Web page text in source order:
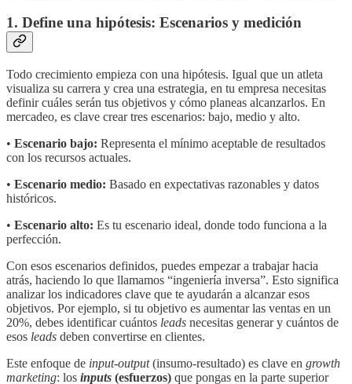
1. Define una hipótesis: Escenarios y medición
Todo crecimiento empieza con una hipótesis. Igual que un atleta
visualiza su carrera y crea una estrategia, en tu empresa necesitas
definir cuáles serán tus objetivos y cómo planeas alcanzarlos. En
mercadeo, es clave crear tres escenarios: bajo, medio y alto.
• Escenario bajo: Representa el mínimo aceptable de resultados
con los recursos actuales.
• Escenario medio: Basado en expectativas razonables y datos
históricos.
• Escenario alto: Es tu escenario ideal, donde todo funciona a la
perfección.
Con esos escenarios definidos, puedes empezar a trabajar hacia
atrás, haciendo lo que llamamos “ingeniería inversa”. Esto significa
analizar los indicadores clave que te ayudarán a alcanzar esos
objetivos. Por ejemplo, si tu objetivo es aumentar las ventas en un
20%, debes identificar cuántos leads necesitas generar y cuántos de
esos leads deben convertirse en clientes.
Este enfoque de input-output(insumo-resultado) es clave en growth
marketing: los inputs (esfuerzos) que pongas en la parte superior